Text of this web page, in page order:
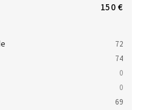
150€
72
74
0
0
69